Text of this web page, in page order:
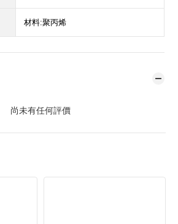
材料:聚丙烯
尚未有任何評價